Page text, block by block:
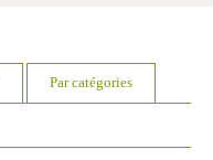
Par catégories